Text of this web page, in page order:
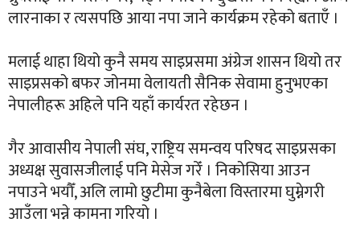
लारनाका र त्यसपछि आया नपा जाने कार्यक्रम रहेको बताएँ ।
मलाई थाहा थियो कुनै समय साइप्रसमा अंग्रेज शासन थियो तर
साइप्रसको बफर जोनमा वेलायती सैनिक सेवामा हुनुभएका
नेपालीहरू अहिले पनि यहाँ कार्यरत रहेछन ।
गैर आवासीय नेपाली संघ, राष्ट्रिय समन्वय परिषद साइप्रसका
अध्यक्ष सुवासजीलाई पनि मेसेज गरेँ । निकोसिया आउन
नपाउने भयौँ, अलि लामो छुटीमा कुनैबेला विस्तारमा घुम्नेगरी
आउँला भन्ने कामना गरियो ।